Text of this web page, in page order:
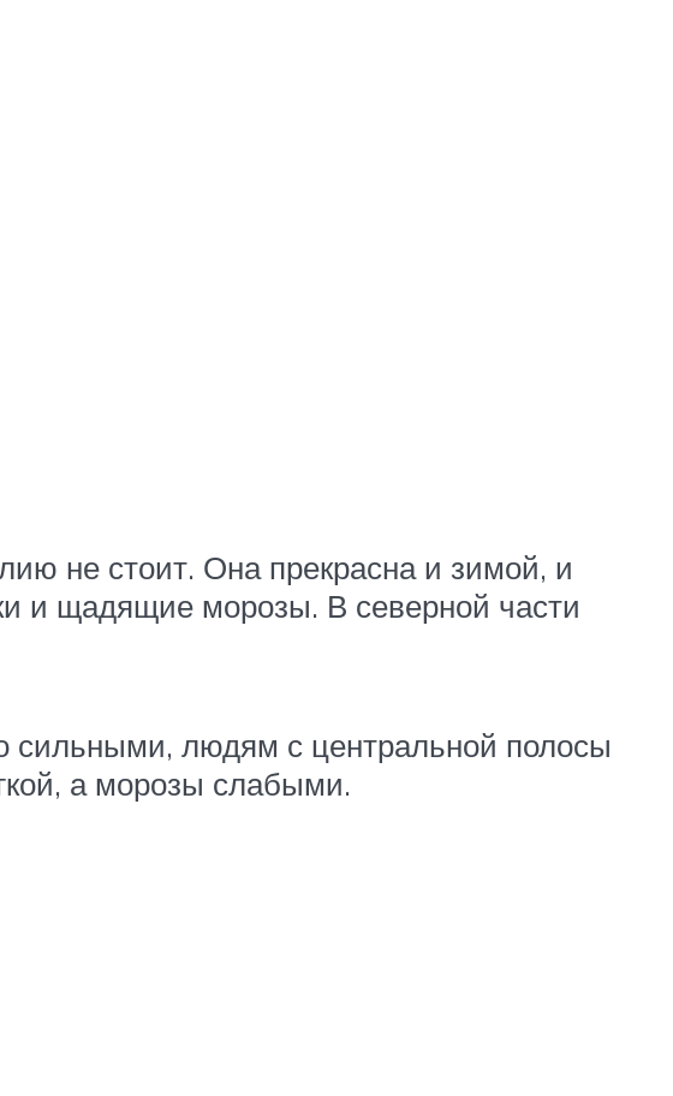
не стоит. Она прекрасна и зимой, и
и щадящие морозы. В северной части
сильными, людям с центральной полосы
а морозы слабыми.